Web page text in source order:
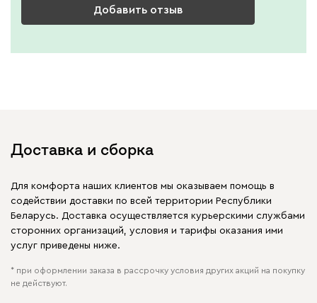
Добавить отзыв
Доставка и сборка
Для комфорта наших клиентов мы оказываем помощь в
содействии доставки по всей территории Республики
Беларусь. Доставка осуществляется курьерскими службами
сторонних организаций, условия и тарифы оказания ими
услуг приведены ниже.
* при оформлении заказа в рассрочку условия других акций на покупку
не действуют.